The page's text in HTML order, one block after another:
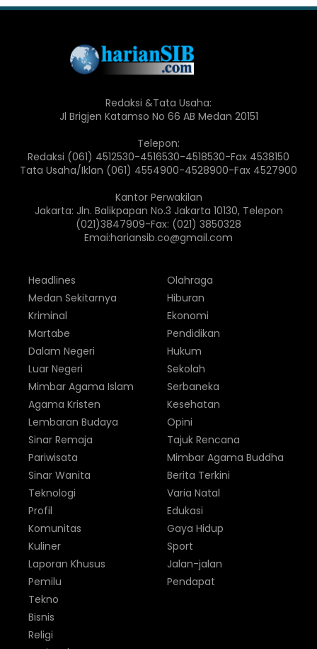
Redaksi &Tata Usaha:
Jl Brigjen Katamso No 66 AB Medan 20151
Telepon:
Redaksi (061) 4512530-4516530-4518530-Fax 4538150
Tata Usaha/Iklan (061) 4554900-4528900-Fax 4527900
Kantor Perwakilan
Jakarta: Jln. Balikpapan No.3 Jakarta 10130, Telepon
(021)3847909-Fax: (021) 3850328
Emai:hariansib.co@gmail.com
Headlines
Medan Sekitarnya
Kriminal
Martabe
Dalam Negeri
Luar Negeri
Olahraga
Hiburan
Ekonomi
Pendidikan
Hukum
Sekolah
Mimbar Agama Islam
Agama Kristen
Lembaran Budaya
Sinar Remaja
Pariwisata
Sinar Wanita
Serbaneka
Kesehatan
Opini
Tajuk Rencana
Mimbar Agama Buddha
Berita Terkini
Teknologi
Profil
Komunitas
Kuliner
Laporan Khusus
Pemilu
Varia Natal
Edukasi
Gaya Hidup
Sport
Jalan-jalan
Pendapat
Tekno
Bisnis
Religi